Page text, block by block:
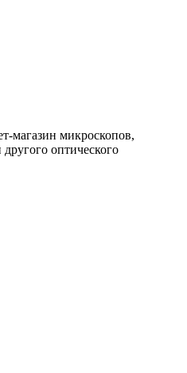
магазин микроскопов,
оптического